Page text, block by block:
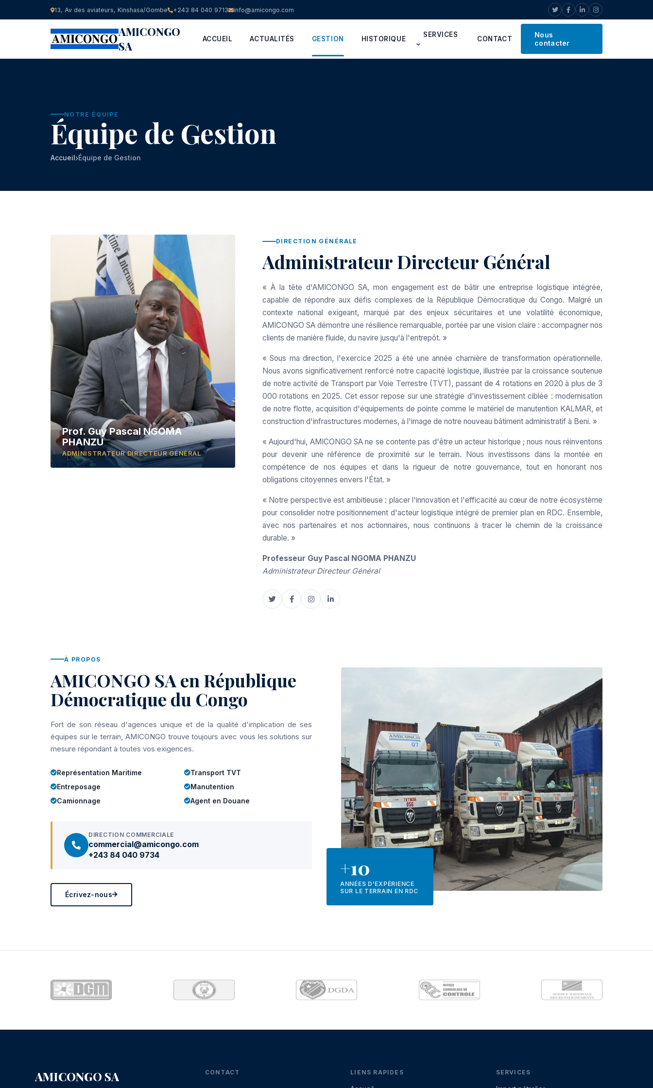
13, Av des aviateurs, Kinshasa/Gombe +243 84 040 9713 info@amicongo.com
AMICONGO
SA
ACCUEIL ACTUALITÉS GESTION HISTORIQUE
SERVICES
CONTACT
Nous
contacter
NOTRE ÉQUIPE
Équipe de Gestion
Accueil Équipe de Gestion
Prof. Guy Pascal NGOMA
PHANZU
ADMINISTRATEUR DIRECTEUR GÉNÉRAL
DIRECTION GÉNÉRALE
Administrateur Directeur Général
« À la tête d'AMICONGO SA, mon engagement est de bâtir une entreprise logistique intégrée,
capable de répondre aux défis complexes de la République Démocratique du Congo. Malgré un
contexte national exigeant, marqué par des enjeux sécuritaires et une volatilité économique,
AMICONGO SA démontre une résilience remarquable, portée par une vision claire : accompagner nos
clients de manière fluide, du navire jusqu'à l'entrepôt. »
« Sous ma direction, l'exercice 2025 a été une année charnière de transformation opérationnelle.
Nous avons significativement renforcé notre capacité logistique, illustrée par la croissance soutenue
de notre activité de Transport par Voie Terrestre (TVT), passant de 4 rotations en 2020 à plus de 3
000 rotations en 2025. Cet essor repose sur une stratégie d'investissement ciblée : modernisation
de notre flotte, acquisition d'équipements de pointe comme le matériel de manutention KALMAR, et
construction d'infrastructures modernes, à l'image de notre nouveau bâtiment administratif à Beni. »
« Aujourd'hui, AMICONGO SA ne se contente pas d'être un acteur historique ; nous nous réinventons
pour devenir une référence de proximité sur le terrain. Nous investissons dans la montée en
compétence de nos équipes et dans la rigueur de notre gouvernance, tout en honorant nos
obligations citoyennes envers l'État. »
« Notre perspective est ambitieuse : placer l'innovation et l'efficacité au cœur de notre écosystème
pour consolider notre positionnement d'acteur logistique intégré de premier plan en RDC. Ensemble,
avec nos partenaires et nos actionnaires, nous continuons à tracer le chemin de la croissance
durable. »
Professeur Guy Pascal NGOMA PHANZU
Administrateur Directeur Général
À PROPOS
AMICONGO SA en République
Démocratique du Congo
Fort de son réseau d'agences unique et de la qualité d'implication de ses
équipes sur le terrain, AMICONGO trouve toujours avec vous les solutions sur
mesure répondant à toutes vos exigences.
Représentation Maritime
Transport TVT
Entreposage
Manutention
Camionnage
Agent en Douane
DIRECTION COMMERCIALE
commercial@amicongo.com
+243 84 040 9734
Écrivez-nous
+10
ANNÉES D'EXPÉRIENCE
SUR LE TERRAIN EN RDC
AMICONGO SA CONTACT LIENS RAPIDES SERVICES